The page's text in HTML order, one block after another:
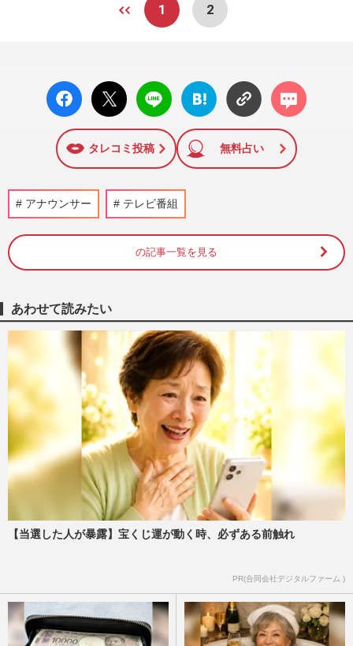
1 2
facebo
ok い
X ポス
ト
LINE
はてな
ブック
に追加
コメン
ト
タレコミ投稿 無料占い
アナウンサー テレビ番組
の記事一覧を見る
あわせて読みたい
【当選した人が暴露】宝くじ運が動く時、必ずある前触れ
PR(合同会社デジタルファーム )